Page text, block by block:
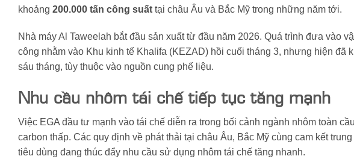
khoảng 200.000 tấn công suất tại châu Âu và Bắc Mỹ trong những năm tới.
Nhà máy Al Taweelah bắt đầu sản xuất từ đầu năm 2026. Quá trình đưa vào
công nhằm vào Khu kinh tế Khalifa (KEZAD) hồi cuối tháng 3, nhưng hiện đã
sáu tháng, tùy thuộc vào nguồn cung phế liệu.
Nhu cầu nhôm tái chế tiếp tục tăng mạnh
Việc EGA đầu tư mạnh vào tái chế diễn ra trong bối cảnh ngành nhôm toàn
carbon thấp. Các quy định về phát thải tại châu Âu, Bắc Mỹ cùng cam kết
tiêu dùng đang thúc đẩy nhu cầu sử dụng nhôm tái chế tăng nhanh.